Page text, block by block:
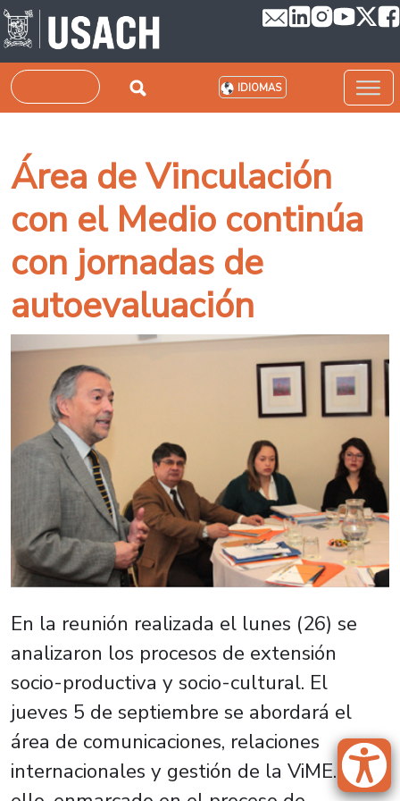
Pasar al contenido principal
Buscar IDIOMAS
Área de Vinculación
con el Medio continúa
con jornadas de
autoevaluación
En la reunión realizada el lunes (26) se
analizaron los procesos de extensión
socio-productiva y socio-cultural. El
jueves 5 de septiembre se abordará el
área de comunicaciones, relaciones
internacionales y gestión de la ViME. Todo